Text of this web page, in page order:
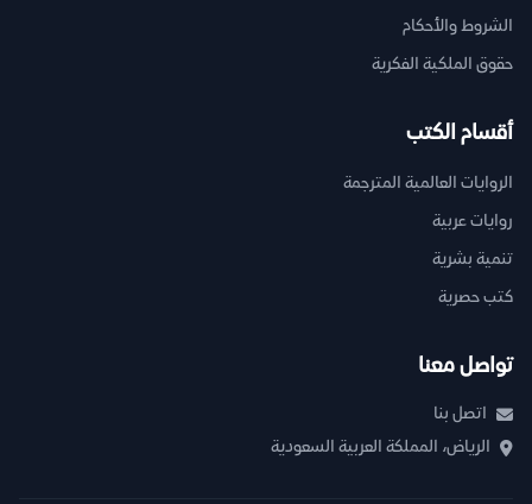
الشروط والأحكام
حقوق الملكية الفكرية
أقسام الكتب
الروايات العالمية المترجمة
روايات عربية
تنمية بشرية
كتب حصرية
تواصل معنا
اتصل بنا
الرياض، المملكة العربية السعودية